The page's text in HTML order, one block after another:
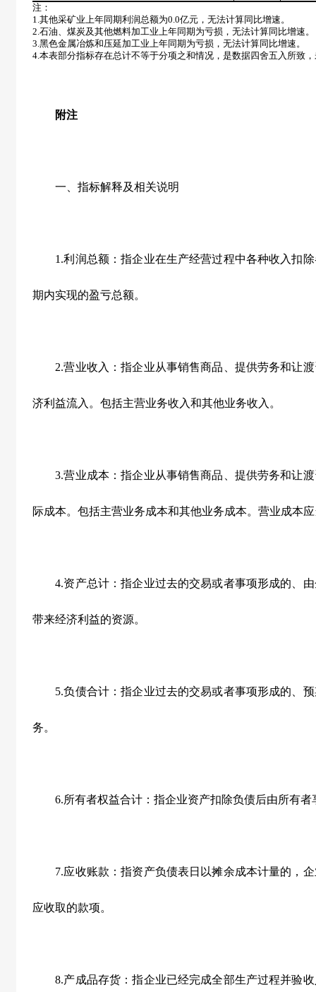
注：
1. 其他采矿业上年同期利润总额为0.0亿元，无法计算同比增速。
2. 石油、煤炭及其他燃料加工业上年同期为亏损，无法计算同比增速。
3. 黑色金属冶炼和压延加工业上年同期为亏损，无法计算同比增速。
4. 本表部分指标存在总计不等于分项之和情况，是数据四舍五入所致
附注
一、指标解释及相关说明
1.利润总额：指企业在生产经营过程中各种收入扣除
期内实现的盈亏总额。
2.营业收入：指企业从事销售商品、提供劳务和让渡
济利益流入。包括主营业务收入和其他业务收入。
3.营业成本：指企业从事销售商品、提供劳务和让渡
际成本。包括主营业务成本和其他业务成本。营业成本
4.资产总计：指企业过去的交易或者事项形成的、由
带来经济利益的资源。
5.负债合计：指企业过去的交易或者事项形成的、预
务。
6.所有者权益合计：指企业资产扣除负债后由所有者
7.应收账款：指资产负债表日以摊余成本计量的，企
应收取的款项。
8.产成品存货：指企业已经完成全部生产过程并验收